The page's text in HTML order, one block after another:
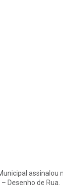
assinalou
Desenho de Rua.